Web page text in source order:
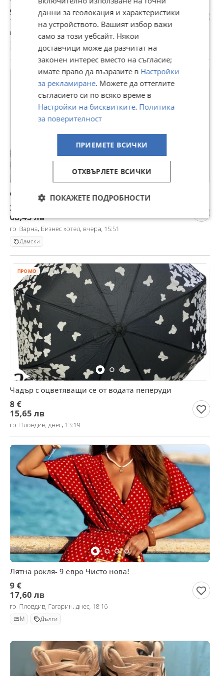
900 €
1 760,25 лв
гр. София, 7-ми 11-ти километър, вчера, 00:21
Слънчеви очила - Кръгли
35 €
68,45 лв
гр. Варна, Бизнес хотел, вчера, 15:51
Дамски
ПРОМО
Чадър с оцветяващи се от водата пеперуди
8 €
15,65 лв
гр. Пловдив, днес, 13:19
Лятна рокля- 9 евро Чисто нова!
9 €
17,60 лв
гр. Пловдив, Гагарин, днес, 18:16
M Дълги
данни за геолокация и характеристики
на устройството. Вашият избор важи
само за този уебсайт. Някои
доставчици може да разчитат на
законен интерес вместо на съгласие;
имате право да възразите в Настройки
за рекламиране. Можете да оттеглите
съгласието си по всяко време в
Настройки на бисквитките. Политика
за поверителност
ПРИЕМЕТЕ ВСИЧКИ
ОТХВЪРЛЕТЕ ВСИЧКИ
ПОКАЖЕТЕ ПОДРОБНОСТИ